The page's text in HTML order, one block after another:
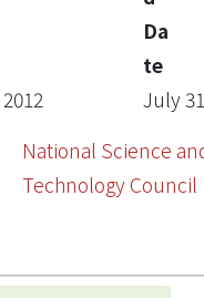
Da
te
July
National Science
Technology Council